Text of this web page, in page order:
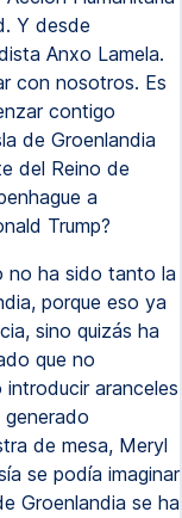
Y desde
Anxo Lamela.
con nosotros. Es
contigo
de Groenlandia
del Reino de
a
Trump?
no ha sido tanto la
porque eso ya
sino quizás ha
que no
aranceles
generado
de mesa, Meryl
se podía imaginar
Groenlandia se ha